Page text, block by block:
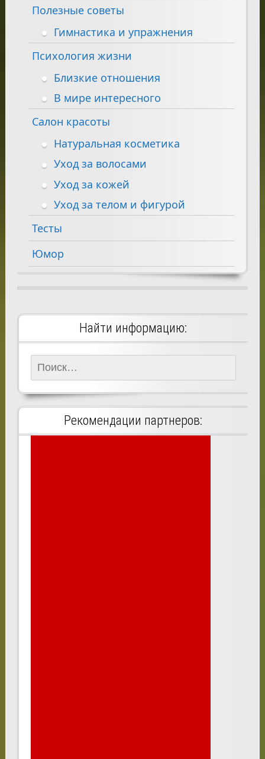
Полезные советы
Гимнастика и упражнения
Психология жизни
Близкие отношения
В мире интересного
Салон красоты
Натуральная косметика
Уход за волосами
Уход за кожей
Уход за телом и фигурой
Тесты
Юмор
Найти информацию:
Найти:
Рекомендации партнеров: